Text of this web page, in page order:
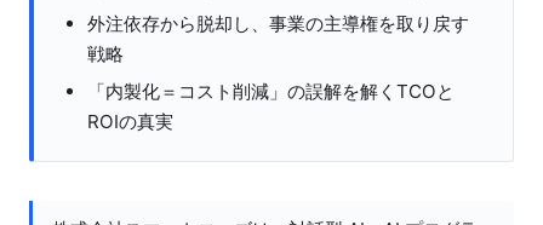
外注依存から脱却し、事業の主導権を取り戻す
戦略
「内製化＝コスト削減」の誤解を解くTCOと
ROIの真実